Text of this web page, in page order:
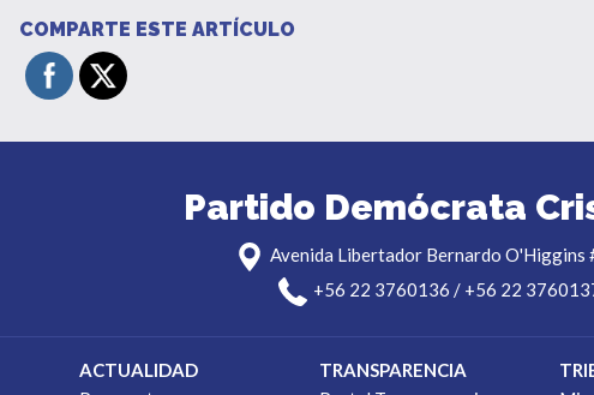
COMPARTE ESTE ARTÍCULO
Partido Demócrata
Avenida Libertador Bernardo O'Higgins
+56 22 3760136 / +56 22
ACTUALIDAD
TRANSPARENCIA